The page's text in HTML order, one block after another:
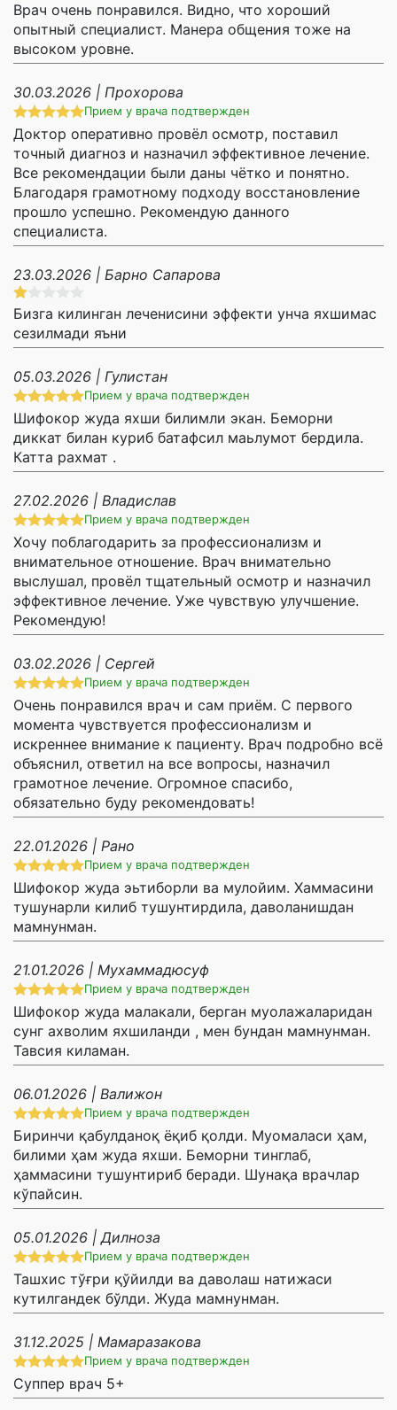
Врач очень понравился. Видно, что хороший
опытный специалист. Манера общения тоже на
высоком уровне.
30.03.2026 | Прохорова
Прием у врача подтвержден
Доктор оперативно провёл осмотр, поставил
точный диагноз и назначил эффективное лечение.
Все рекомендации были даны чётко и понятно.
Благодаря грамотному подходу восстановление
прошло успешно. Рекомендую данного
специалиста.
23.03.2026 | Барно Сапарова
Бизга килинган леченисини эффекти унча яхшимас
сезилмади яъни
05.03.2026 | Гулистан
Прием у врача подтвержден
Шифокор жуда яхши билимли экан. Беморни
диккат билан куриб батафсил маьлумот бердила.
Катта рахмат .
27.02.2026 | Владислав
Прием у врача подтвержден
Хочу поблагодарить за профессионализм и
внимательное отношение. Врач внимательно
выслушал, провёл тщательный осмотр и назначил
эффективное лечение. Уже чувствую улучшение.
Рекомендую!
03.02.2026 | Сергей
Прием у врача подтвержден
Очень понравился врач и сам приём. С первого
момента чувствуется профессионализм и
искреннее внимание к пациенту. Врач подробно всё
объяснил, ответил на все вопросы, назначил
грамотное лечение. Огромное спасибо,
обязательно буду рекомендовать!
22.01.2026 | Рано
Прием у врача подтвержден
Шифокор жуда эьтиборли ва мулойим. Хаммасини
тушунарли килиб тушунтирдила, даволанишдан
мамнунман.
21.01.2026 | Мухаммадюсуф
Прием у врача подтвержден
Шифокор жуда малакали, берган муолажаларидан
сунг ахволим яхшиланди , мен бундан мамнунман.
Тавсия киламан.
06.01.2026 | Валижон
Прием у врача подтвержден
Биринчи қабулданоқ ёқиб қолди. Муомаласи ҳам,
билими ҳам жуда яхши. Беморни тинглаб,
ҳаммасини тушунтириб беради. Шунақа врачлар
кўпайсин.
05.01.2026 | Дилноза
Прием у врача подтвержден
Ташхис тўғри қўйилди ва даволаш натижаси
кутилгандек бўлди. Жуда мамнунман.
31.12.2025 | Мамаразакова
Прием у врача подтвержден
Суппер врач 5+